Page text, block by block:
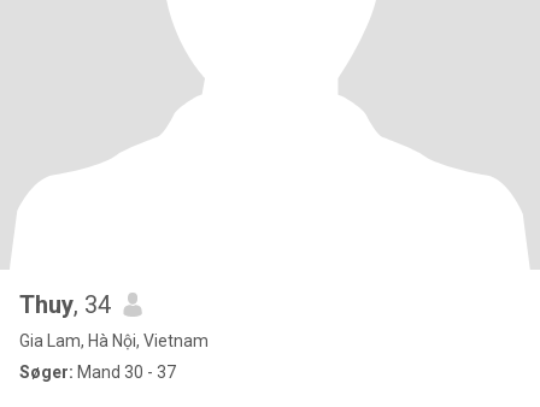
Thuy, 34
Gia Lam, Hà Nội, Vietnam
Søger: Mand 30 - 37